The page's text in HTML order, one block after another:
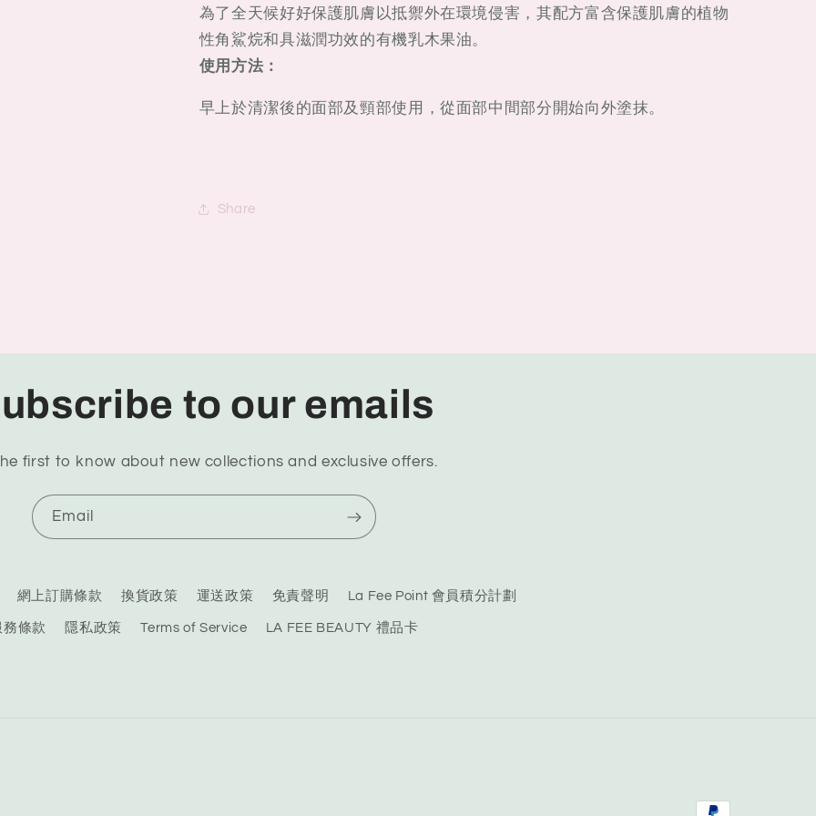
為了全天候好好保護肌膚以抵禦外在環境侵害，其配方富含保護肌膚的植物
性角鯊烷和具滋潤功效的有機乳木果油。
使用方法：
早上於清潔後的面部及頸部使用，從面部中間部分開始向外塗抹。
Share
to our emails
first to know about new collections and exclusive offers.
Email
網上訂購條款 換貨政策 運送政策 免責聲明 La Fee Point 會員積分計劃
務條款 隱私政策 Terms of Service LA FEE BEAUTY 禮品卡
Payment